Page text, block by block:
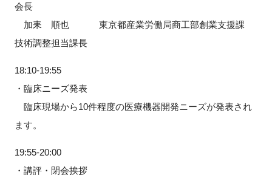
会長
加耒 順也 東京都産業労働局商工部創業支援課
技術調整担当課長
18:10-19:55
・臨床ニーズ発表
臨床現場から10件程度の医療機器開発ニーズが発表され
ます。
19:55-20:00
・講評・閉会挨拶